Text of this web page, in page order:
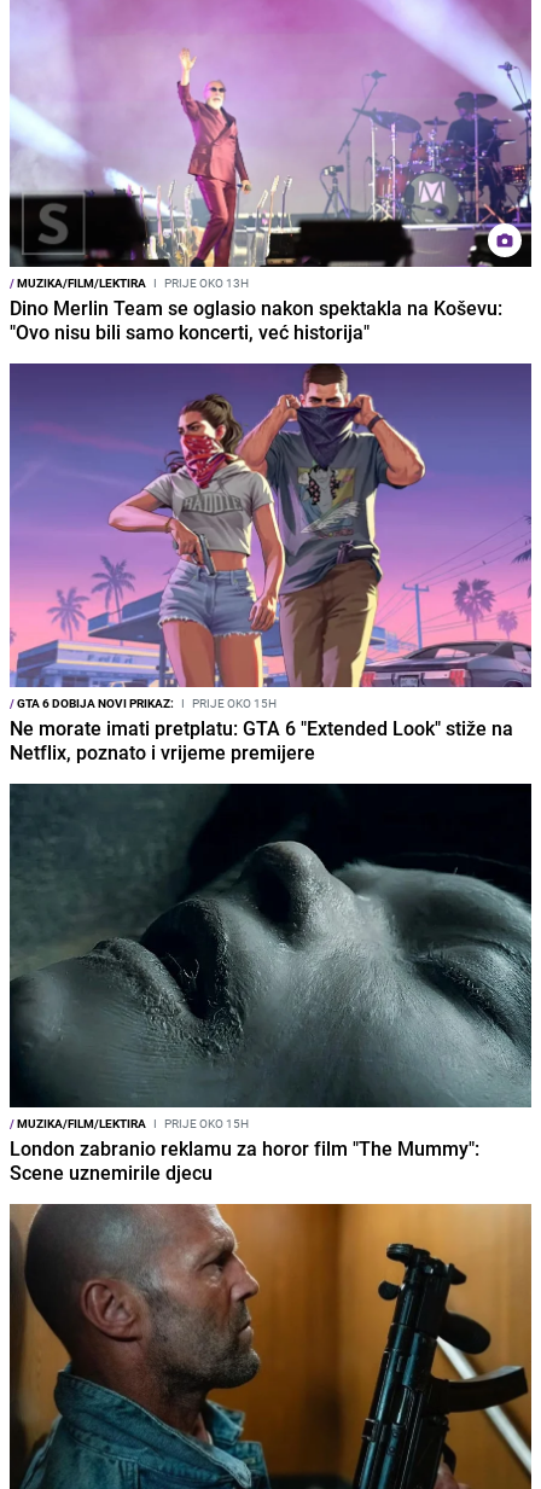
/MUZIKA/FILM/LEKTIRA I PRIJE OKO 13H
Dino Merlin Team se oglasio nakon spektakla na Koševu:
"Ovo nisu bili samo koncerti, već historija"
/GTA 6 DOBIJA NOVI PRIKAZ: I PRIJE OKO 15H
Ne morate imati pretplatu: GTA 6 "Extended Look" stiže na
Netflix, poznato i vrijeme premijere
/MUZIKA/FILM/LEKTIRA I PRIJE OKO 15H
London zabranio reklamu za horor film "The Mummy":
Scene uznemirile djecu